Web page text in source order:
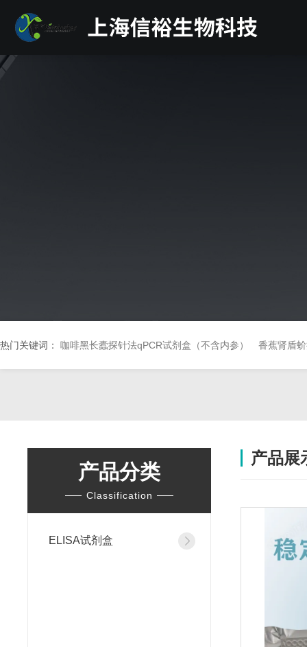
热门关键词： 咖啡黑长蠹探针法qPCR试剂盒（不含内参） 香蕉肾盾
产品分类
Classification
ELISA试剂盒
产品展